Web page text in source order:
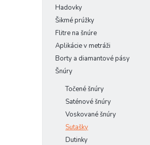
Hadovky
Šikmé prúžky
Flitre na šnúre
Aplikácie v metráži
Borty a diamantové pásy
Šnúry
Točené šnúry
Saténové šnúry
Voskované šnúry
Sutašky
Dutinky